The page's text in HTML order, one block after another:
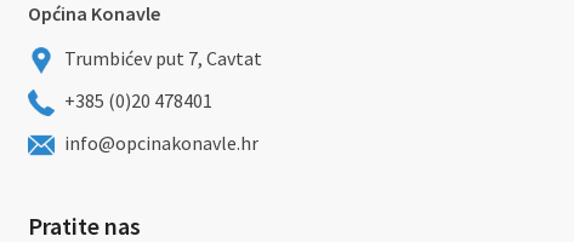
Općina Konavle
Trumbićev put 7, Cavtat
+385 (0)20 478401
info@opcinakonavle.hr
Pratite nas